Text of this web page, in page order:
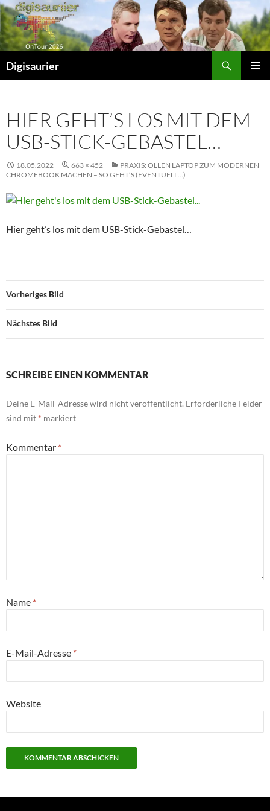
Zum
Inhalt
springen
Digisaurier
HIER GEHT’S LOS MIT DEM
USB-STICK-GEBASTEL…
18.05.2022 663 × 452
PRAXIS: OLLEN LAPTOP ZUM MODERNEN
CHROMEBOOK MACHEN – SO GEHT’S (EVENTUELL…)
Hier geht’s los mit dem USB-Stick-Gebastel…
Vorheriges Bild
Nächstes Bild
SCHREIBE EINEN KOMMENTAR
Deine E-Mail-Adresse wird nicht veröffentlicht. Erforderliche Felder
sind mit * markiert
Kommentar *
Name *
E-Mail-Adresse *
Website